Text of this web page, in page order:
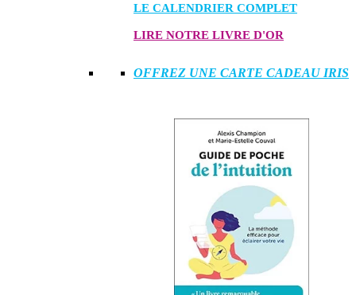
LE CALENDRIER COMPLET
LIRE NOTRE LIVRE D'OR
OFFREZ UNE CARTE CADEAU IRIS